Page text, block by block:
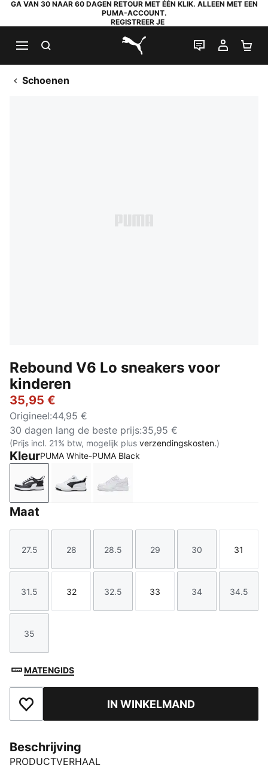
GA VAN 30 NAAR 60 DAGEN RETOUR MET ÉÉN KLIK. ALLEEN MET EEN
PUMA-ACCOUNT.
REGISTREER JE
PUMA.com
LIVE CHAT
MIJN
Schoenen
Rebound V6 Lo sneakers voor
kinderen
35,95 €
Origineel:44,95 €
30 dagen lang de beste prijs:35,95 €
(Prijs incl. 21% btw, mogelijk plus verzendingskosten.)
KleurPUMA White-PUMA Black
PUMA White-PUMA Black
PUMA White-PUMA Black-PUMA Black
PUMA White-Cool Light Gray
Maat
Maat
27.5
Maat
28
Maat
28.5
Maat
29
Maat
30
Maat
31
Maat
31.5
Maat
32
Maat
32.5
Maat
33
Maat
34
Maat
34.5
Maat
35
MATENGIDS
Toegevoegd aan favorietenIN WINKELMAND
Beschrijving
PRODUCTVERHAAL